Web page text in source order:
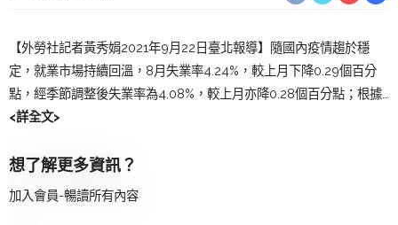
【外勞社記者黃秀娟2021年9月22日臺北報導】隨國內疫情趨於穩
定，就業市場持續回溫，8月失業率4.24%，較上月下降0.29個百分
點，經季節調整後失業率為4.08%，較上月亦降0.28個百分點；根據…
<詳全文>
想了解更多資訊？
加入會員-暢讀所有內容